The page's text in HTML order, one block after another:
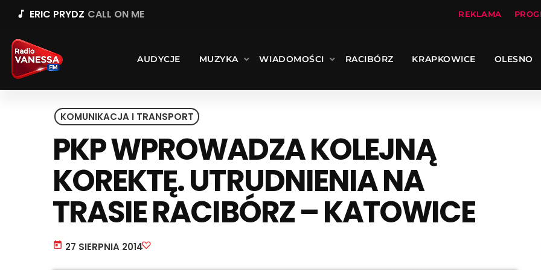
music_note ERIC PRYDZ CALL ON ME REKLAMA
AUDYCJE MUZYKA WIADOMOŚCI RACIBÓRZ KRAPKOWICE OLESNO
KOMUNIKACJA I TRANSPORT
PKP WPROWADZA KOLEJNĄ
KOREKTĘ. UTRUDNIENIA NA
TRASIE RACIBÓRZ – KATOWICE
today 27 SIERPNIA 2014